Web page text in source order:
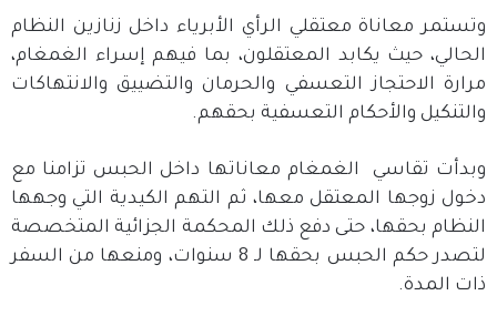
وتستمر معاناة معتقلي الرأي الأبرياء داخل زنازين النظام
الحالي، حيث يكابد المعتقلون، بما فيهم إسراء الغمغام،
مرارة الاحتجاز التعسفي والحرمان والتضييق والانتهاكات
والتنكيل والأحكام التعسفية بحقهم.
وبدأت تقاسي الغمغام معاناتها داخل الحبس تزامنا مع
دخول زوجها المعتقل معها، ثم التهم الكيدية التي وجهها
النظام بحقها، حتى دفع ذلك المحكمة الجزائية المتخصصة
لتصدر حكم الحبس بحقها لـ 8 سنوات، ومنعها من السفر
ذات المدة.